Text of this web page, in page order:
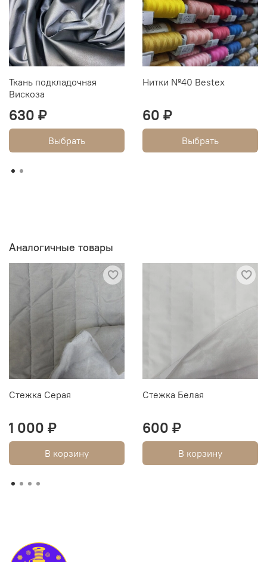
Ткань подкладочная
Вискоза
630 ₽
Выбрать
Нитки №40 Bestex
60 ₽
Выбрать
Аналогичные товары
Стежка Серая
1 000 ₽
В корзину
Стежка Белая
600 ₽
В корзину